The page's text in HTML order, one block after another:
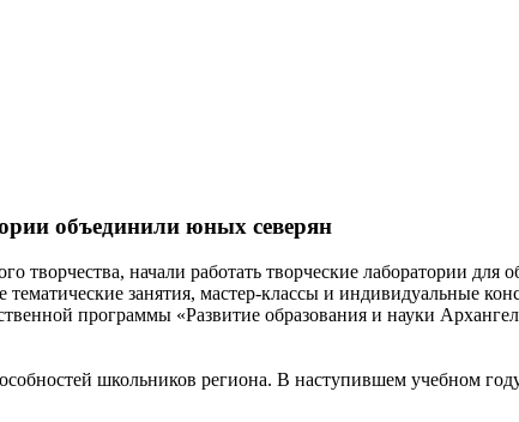
объединили юных северян
творчества, начали работать творческие лаборатории для
занятия, мастер-классы и индивидуальные
программы «Развитие образования и науки
школьников региона. В наступившем учебном